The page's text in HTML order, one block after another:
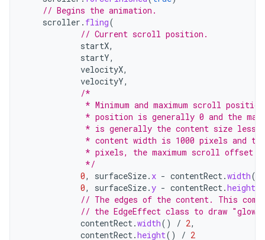
// Begins the animation.
scroller . fling(
// Current scroll position.
startX,
startY,
velocityX,
velocityY,
/*
* Minimum and maximum scroll
* position is generally 0 and the
* is generally the content size less
* content width is 1000 pixels and
* pixels, the maximum scroll offset
             */
0, surfaceSize. x - contentRect.width
0, surfaceSize.y - contentRect.height
// The edges of the content. This
// the EdgeEffect class to draw "glow"
contentRect.width() / 2,
contentRect.height() / 2